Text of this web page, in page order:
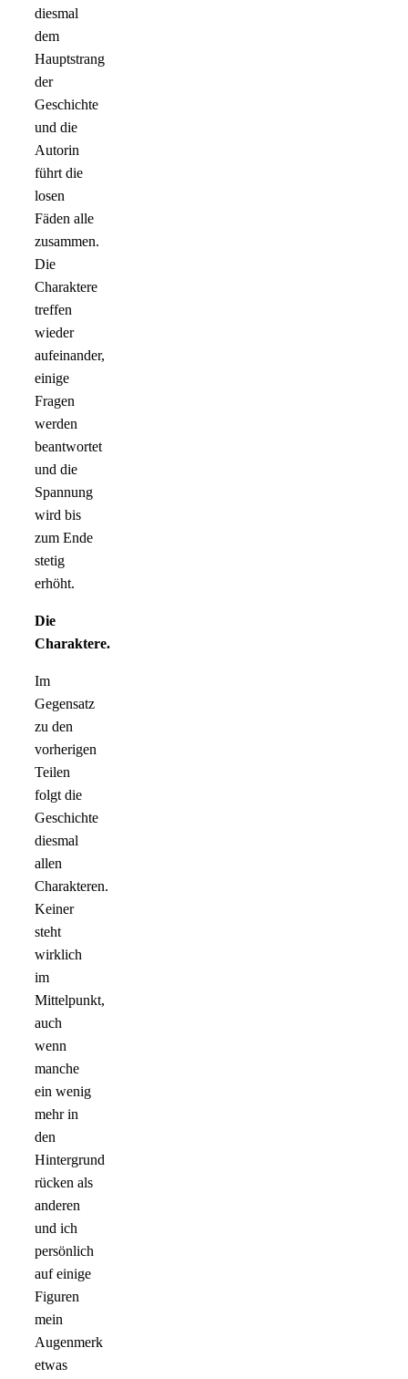
diesmal
dem
Hauptstrang
der
Geschichte
und die
Autorin
führt die
losen
Fäden alle
zusammen.
Die
Charaktere
treffen
wieder
aufeinander,
einige
Fragen
werden
beantwortet
und die
Spannung
wird bis
zum Ende
stetig
erhöht.
Die
Charaktere.
Im
Gegensatz
zu den
vorherigen
Teilen
folgt die
Geschichte
diesmal
allen
Charakteren.
Keiner
steht
wirklich
im
Mittelpunkt,
auch
wenn
manche
ein wenig
mehr in
den
Hintergrund
rücken als
anderen
und ich
persönlich
auf einige
Figuren
mein
Augenmerk
etwas